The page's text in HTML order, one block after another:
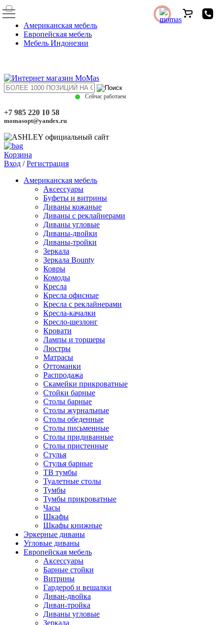
Американская мебель
Европейская мебель
Мебель Индонезии
Сейчас работаем
+7 985 220 10 58
momasopt@yandex.ru
Корзина
Вход /Регистрация
Американская мебель
Аксессуары
Буфеты и витрины
Диваны кожаные
Диваны с реклайнерами
Диваны угловые
Диваны-двойки
Диваны-тройки
Зеркала
Зеркала Bounty
Ковры
Комоды
Кресла
Кресла офисные
Кресла с реклайнерами
Кресла-качалки
Кресло-шезлонг
Кровати
Лампы и торшеры
Люстры
Матрасы
Оттоманки
Распродажа
Скамейки прикроватные
Стойки барные
Столы барные
Столы журнальные
Столы обеденные
Столы письменные
Столы придиванные
Столы пристенные
Стулья
Стулья барные
ТВ тумбы
Туалетные столы
Тумбы
Тумбы прикроватные
Часы
Шкафы
Шкафы книжные
Эркерные диваны
Угловые диваны
Европейская мебель
Аксессуары
Барные стойки
Витрины
Гардероб и вешалки
Диван-двойка
Диван-тройка
Диваны угловые
Зеркала